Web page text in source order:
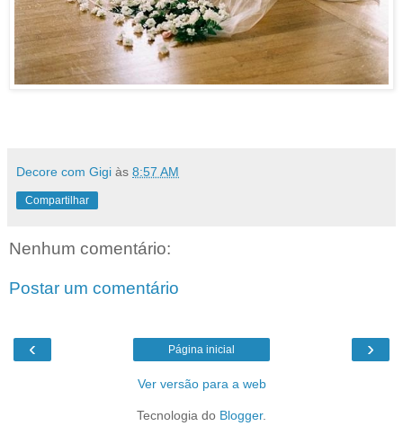
Decore com Gigi às 8:57 AM
Compartilhar
Nenhum comentário:
Postar um comentário
‹ ›
Página inicial
Ver versão para a web
Tecnologia do Blogger.